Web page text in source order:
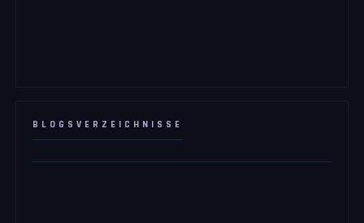
BLOGSVERZEICHNISSE